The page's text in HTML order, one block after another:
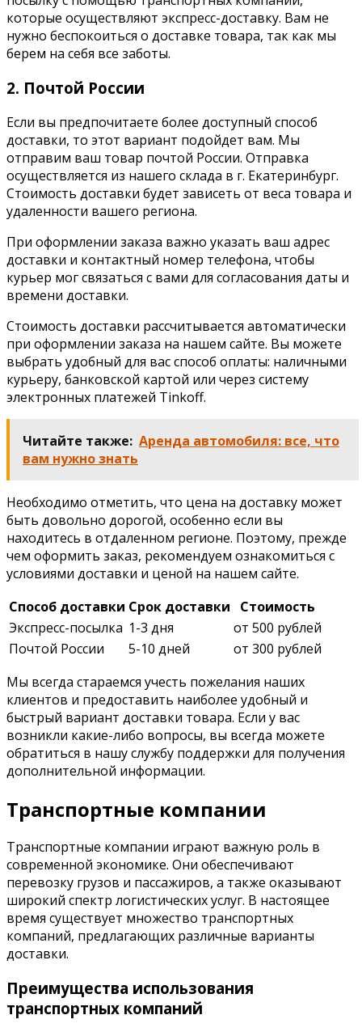
которые осуществляют экспресс-доставку. Вам не
нужно беспокоиться о доставке товара, так как мы
берем на себя все заботы.
2. Почтой России
Если вы предпочитаете более доступный способ
доставки, то этот вариант подойдет вам. Мы
отправим ваш товар почтой России. Отправка
осуществляется из нашего склада в г. Екатеринбург.
Стоимость доставки будет зависеть от веса товара и
удаленности вашего региона.
При оформлении заказа важно указать ваш адрес
доставки и контактный номер телефона, чтобы
курьер мог связаться с вами для согласования даты и
времени доставки.
Стоимость доставки рассчитывается автоматически
при оформлении заказа на нашем сайте. Вы можете
выбрать удобный для вас способ оплаты: наличными
курьеру, банковской картой или через систему
электронных платежей Tinkoff.
Читайте также: Аренда автомобиля: все, что
вам нужно знать
Необходимо отметить, что цена на доставку может
быть довольно дорогой, особенно если вы
находитесь в отдаленном регионе. Поэтому, прежде
чем оформить заказ, рекомендуем ознакомиться с
условиями доставки и ценой на нашем сайте.
Способ доставки Срок доставки
Стоимость
Экспресс-посылка 1-3 дня
от 500 рублей
Почтой России
5-10 дней
от 300 рублей
Мы всегда стараемся учесть пожелания наших
клиентов и предоставить наиболее удобный и
быстрый вариант доставки товара. Если у вас
возникли какие-либо вопросы, вы всегда можете
обратиться в нашу службу поддержки для получения
дополнительной информации.
Транспортные компании
Транспортные компании играют важную роль в
современной экономике. Они обеспечивают
перевозку грузов и пассажиров, а также оказывают
широкий спектр логистических услуг. В настоящее
время существует множество транспортных
компаний, предлагающих различные варианты
доставки.
Преимущества использования
транспортных компаний